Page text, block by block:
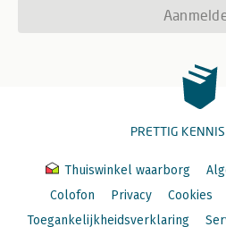
PRETTIG
Thuiswinkel waarborg
Colofon
Privacy Cookies
Toegankelijkheidsverklaring